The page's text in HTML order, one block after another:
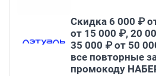
Скидка 6 000 ₽
от 15 000 ₽, 20
35 000 ₽ от 50
все повторные
промокоду